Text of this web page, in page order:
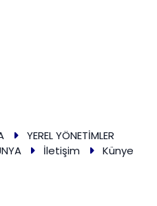
YEREL YÖNETİMLER
İletişim
Künye